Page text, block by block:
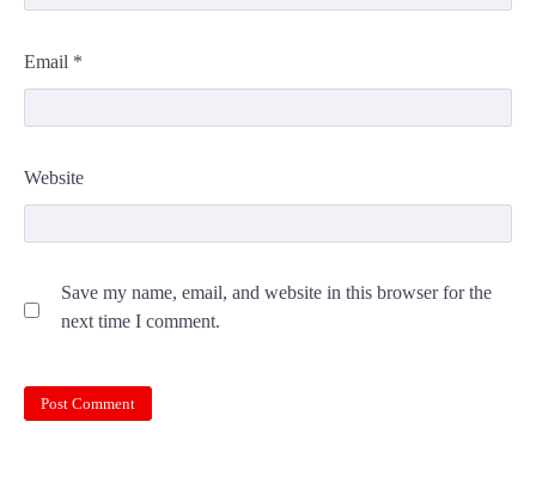
Email *
Website
Save my name, email, and website in this browser for the
next time I comment.